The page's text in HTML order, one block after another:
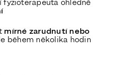
fyzioterapeuta ohledně
mírné zarudnutí nebo
během několika hodin